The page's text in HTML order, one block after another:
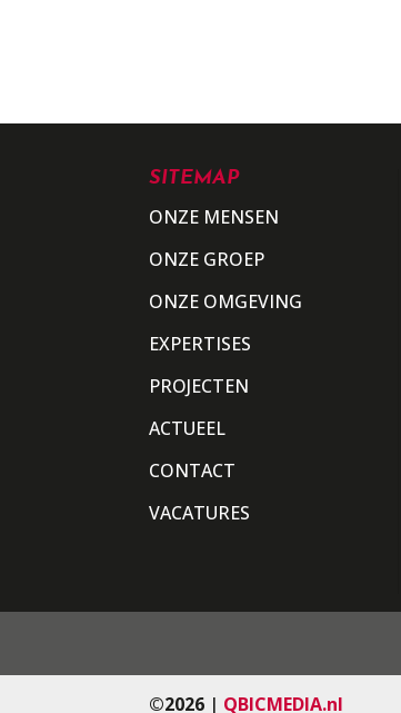
SITEMAP
ONZE MENSEN
ONZE GROEP
ONZE OMGEVING
EXPERTISES
PROJECTEN
ACTUEEL
CONTACT
VACATURES
©2026 | QBICMEDIA.nl